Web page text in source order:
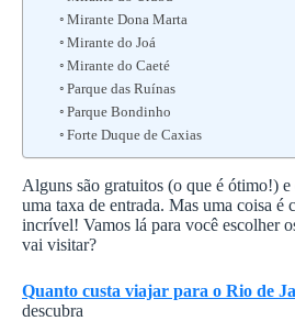
Mirante Dona Marta
Mirante do Joá
Mirante do Caeté
Parque das Ruínas
Parque Bondinho
Forte Duque de Caxias
Alguns são gratuitos (o que é ótimo!)
uma taxa de entrada. Mas uma coisa é
incrível! Vamos lá para você escolher
vai visitar?
Quanto custa viajar para o Rio de
descubra